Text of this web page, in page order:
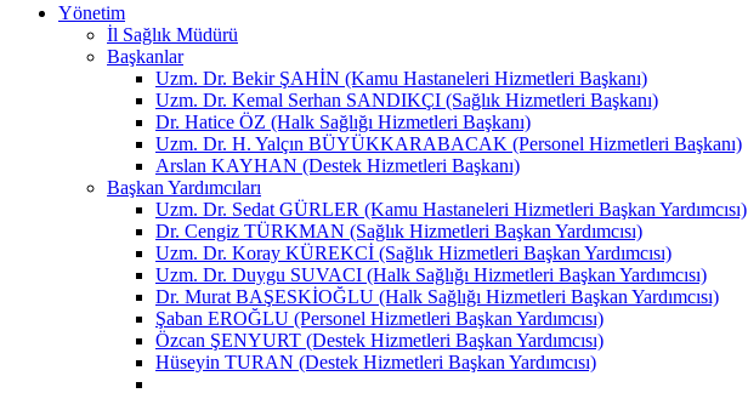
Yönetim
İl Sağlık Müdürü
Başkanlar
Uzm. Dr. Bekir ŞAHİN (Kamu Hastaneleri Hizmetleri Başkanı)
Uzm. Dr. Kemal Serhan SANDIKÇI (Sağlık Hizmetleri Başkanı)
Dr. Hatice ÖZ (Halk Sağlığı Hizmetleri Başkanı)
Uzm. Dr. H. Yalçın BÜYÜKKARABACAK (Personel Hizmetleri Başkanı)
Arslan KAYHAN (Destek Hizmetleri Başkanı)
Başkan Yardımcıları
Uzm. Dr. Sedat GÜRLER (Kamu Hastaneleri Hizmetleri Başkan Yardımcısı)
Dr. Cengiz TÜRKMAN (Sağlık Hizmetleri Başkan Yardımcısı)
Uzm. Dr. Koray KÜREKCİ (Sağlık Hizmetleri Başkan Yardımcısı)
Uzm. Dr. Duygu SUVACI (Halk Sağlığı Hizmetleri Başkan Yardımcısı)
Dr. Murat BAŞESKİOĞLU (Halk Sağlığı Hizmetleri Başkan Yardımcısı)
Şaban EROĞLU (Personel Hizmetleri Başkan Yardımcısı)
Özcan ŞENYURT (Destek Hizmetleri Başkan Yardımcısı)
Hüseyin TURAN (Destek Hizmetleri Başkan Yardımcısı)